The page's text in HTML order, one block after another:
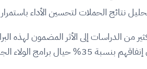
نتائج الحملات لتحسين الأداء
من الدراسات إلى الأثر المضمون لهذه
وأفاد 73% من المشاركين بأنهم يوصون أصدقاءهم بالتعامل مع المطاعم التي تمتلك برامج ولاء مميزة.